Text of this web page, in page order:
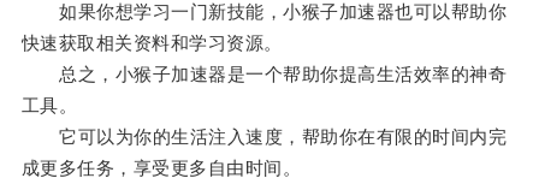
如果你想学习一门新技能，小猴子加速器也可以帮助你
快速获取相关资料和学习资源。
总之，小猴子加速器是一个帮助你提高生活效率的神奇
工具。
它可以为你的生活注入速度，帮助你在有限的时间内完
成更多任务，享受更多自由时间。